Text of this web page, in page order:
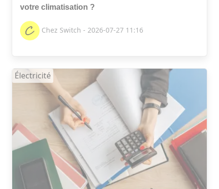
votre climatisation ?
Chez Switch - 2026-07-27 11:16
Électricité